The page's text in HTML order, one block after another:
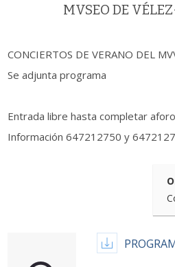
MVSEO DE
CONCIERTOS DE VERANO DEL
Se adjunta programa
Entrada libre hasta completar aforo
Información 647212750 y